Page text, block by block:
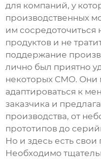
для компаний, у
производственных
им сосредоточиться
продуктов и не
поддержание
лично был приятно
некоторых CMO. Они
адаптироваться к
заказчика и
производства, от
прототипов до
Но и здесь есть
Необходимо